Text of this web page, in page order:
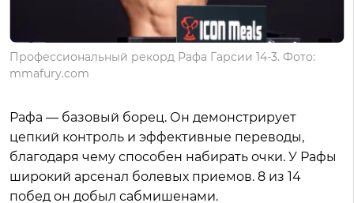
Профессиональный рекорд Рафа Гарсии 14-3. Фото:
mmafury.com
Рафа — базовый борец. Он демонстрирует
цепкий контроль и эффективные переводы,
благодаря чему способен набирать очки. У Рафы
широкий арсенал болевых приемов. 8 из 14
побед он добыл сабмишенами.